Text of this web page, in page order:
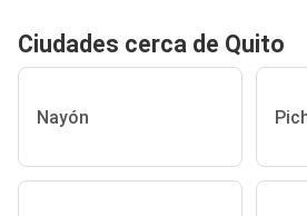
Ciudades cerca de Quito
Nayón